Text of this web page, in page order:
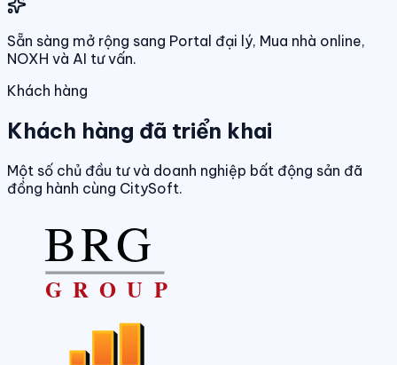
Sẵn sàng mở rộng sang Portal đại lý, Mua nhà online,
NOXH và AI tư vấn.
Khách hàng
Khách hàng đã triển khai
Một số chủ đầu tư và doanh nghiệp bất động sản đã
đồng hành cùng CitySoft.